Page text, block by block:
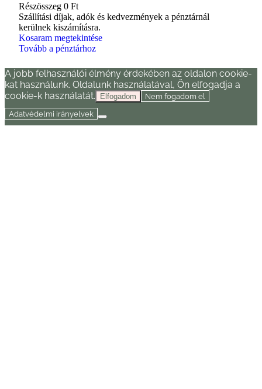
Termékek
a
kosárban
Részösszeg 0 Ft
Szállítási díjak, adók és kedvezmények a pénztárnál
kerülnek kiszámításra.
Kosaram megtekintése
Tovább a pénztárhoz
A jobb felhasználói élmény érdekében az oldalon cookie-
kat használunk. Oldalunk használatával, Ön elfogadja a
cookie-k használatát.
Elfogadom
Nem fogadom el
Adatvédelmi irányelvek